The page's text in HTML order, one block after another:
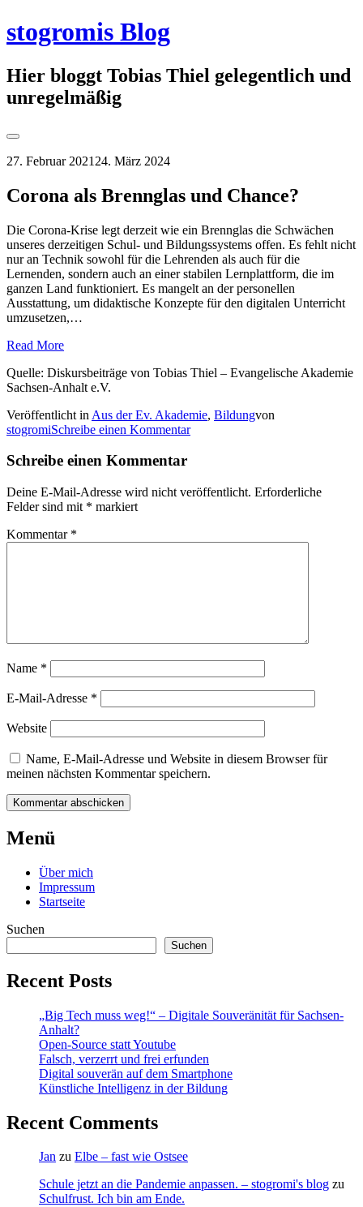
Springe
zum
stogromis Blog
Hier bloggt Tobias Thiel gelegentlich und
unregelmäßig
Seitenleiste
27. Februar 2021 24. März 2024
Corona als Brennglas und Chance?
Die Corona-Krise legt derzeit wie ein Brennglas die Schwächen
unseres derzeitigen Schul- und Bildungssystems offen. Es fehlt nicht
nur an Technik sowohl für die Lehrenden als auch für die
Lernenden, sondern auch an einer stabilen Lernplattform, die im
ganzen Land funktioniert. Es mangelt an der personellen
Ausstattung, um didaktische Konzepte für den digitalen Unterricht
umzusetzen,…
Read More
Quelle: Diskursbeiträge von Tobias Thiel – Evangelische Akademie
Sachsen-Anhalt e.V.
Veröffentlicht in Aus der Ev. Akademie, Bildungvon
stogromiSchreibe einen Kommentar
Schreibe einen Kommentar
Deine E-Mail-Adresse wird nicht veröffentlicht. Erforderliche
Felder sind mit * markiert
Kommentar *
Name *
E-Mail-Adresse *
Website
Name, E-Mail-Adresse und Website in diesem Browser für
meinen nächsten Kommentar speichern.
Beitrags-
←Der
Minetest-
Bildungsserver
Corona
nach
Menü
Über mich
Impressum
Startseite
Suchen
Suchen
Recent Posts
„Big Tech muss weg!“ – Digitale Souveränität für Sachsen-
Anhalt?
Open-Source statt Youtube
Falsch, verzerrt und frei erfunden
Digital souverän auf dem Smartphone
Künstliche Intelligenz in der Bildung
Recent Comments
Jan zu Elbe – fast wie Ostsee
Schule jetzt an die Pandemie anpassen. – stogromi's blog zu
Schulfrust. Ich bin am Ende.